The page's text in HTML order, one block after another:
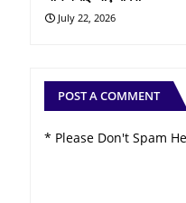
July 22, 2026
POST A COMMENT
* Please Don't Spam